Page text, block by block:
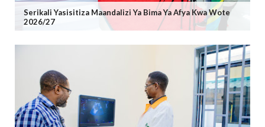
Serikali Yasisitiza Maandalizi Ya Bima Ya Afya Kwa Wote
2026/27